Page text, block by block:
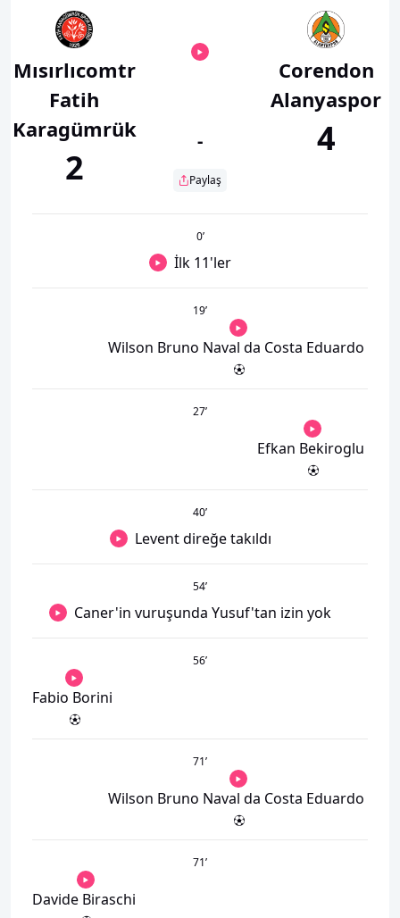
Mısırlıcomtr
Fatih
Karagümrük
2
-
Paylaş
Corendon
Alanyaspor
4
0’
İlk 11'ler
19’
Wilson Bruno Naval da Costa Eduardo
27’
Efkan Bekiroglu
40’
Levent direğe takıldı
54’
Caner'in vuruşunda Yusuf'tan izin yok
56’
Fabio Borini
71’
Wilson Bruno Naval da Costa Eduardo
71’
Davide Biraschi